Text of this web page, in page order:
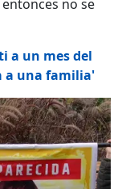
no se
a un mes del
a una familia'